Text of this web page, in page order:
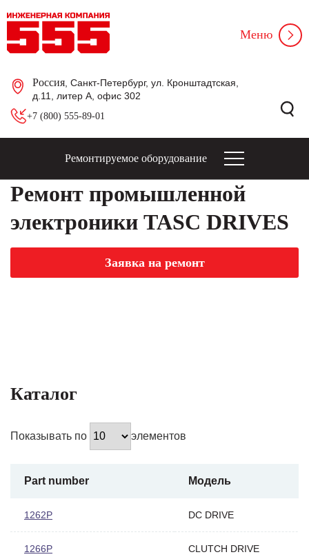
Россия , Санкт-Петербург, ул. Кронштадтская,
д.11, литер А, офис 302
+7 (800) 555-89-01
Меню
Ремонтируемое оборудование
Ремонт промышленной
электроники TASC DRIVES
Заявка на ремонт
Каталог
Показывать по элементов
Part number Модель
1262P DC DRIVE
1266P CLUTCH DRIVE